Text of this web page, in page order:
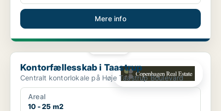
Mere info
Kontorfællesskab i Taastrup
Kontorfællesskab i Taastrup
Centralt kontorlokale på Høje Taastrup Boulevard
Areal
10 - 25 m2